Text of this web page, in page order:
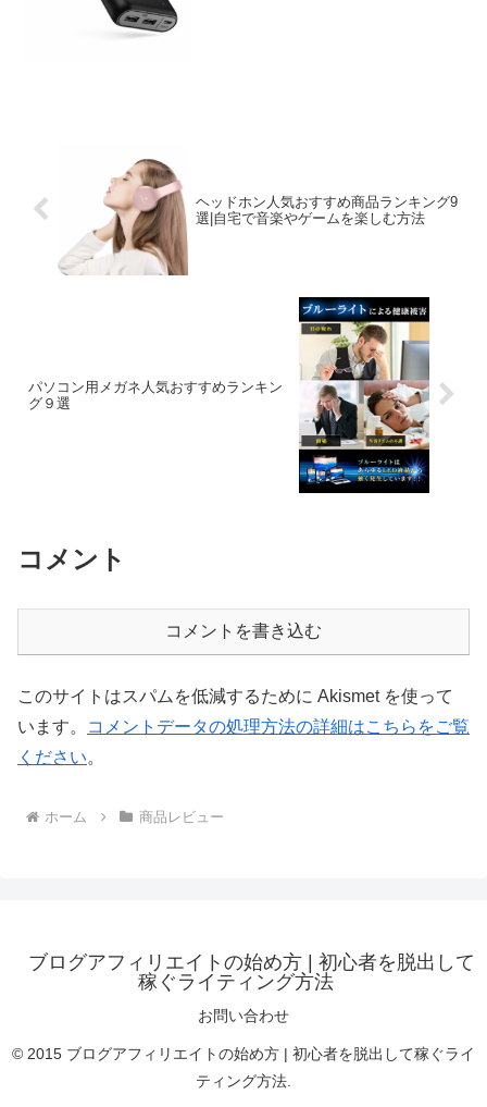
ヘッドホン人気おすすめ商品ランキング9
選|自宅で音楽やゲームを楽しむ方法
パソコン用メガネ人気おすすめランキン
グ９選
コメント
コメントを書き込む
このサイトはスパムを低減するために Akismet を使って
います。
コメントデータの処理方法の詳細はこちらをご覧
ください。
ホーム 商品レビュー
ブログアフィリエイトの始め方 | 初心者を脱出して
稼ぐライティング方法
お問い合わせ
© 2015 ブログアフィリエイトの始め方 | 初心者を脱出して稼ぐライ
ティング方法.